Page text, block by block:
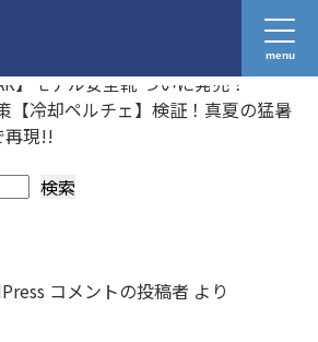
menu
対策【アイスベスト】検証！
ントサウナで再現!!
】モデル安全靴 ついに発売！
【冷却ペルチェ】検証！真夏の猛暑
再現!!
検索
コメントの投稿者 より